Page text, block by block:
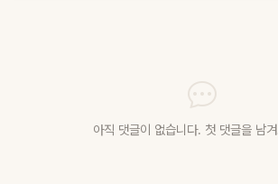
아직 댓글이 없습니다. 첫 댓글을 남